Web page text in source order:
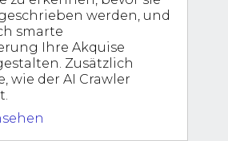
werden, und
smarte
Ihre Akquise
Zusätzlich
wie der AI Crawler